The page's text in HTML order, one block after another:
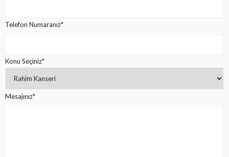
Telefon Numaranız*
Konu Seçiniz*
Mesajınız*